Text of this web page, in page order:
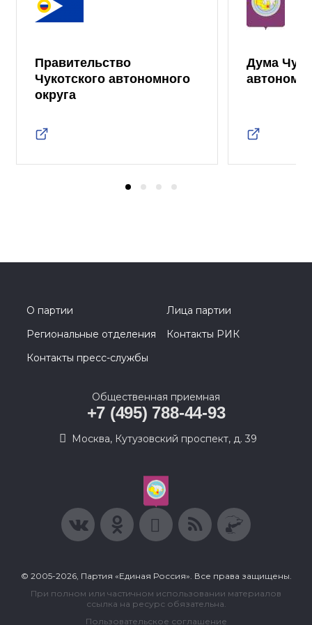
Правительство
Чукотского автономного
округа
Дума
О партии
Лица партии
Региональные отделения
Контакты РИК
Контакты пресс-службы
Общественная приемная
+7 (495) 788-44-93
Москва, Кутузовский проспект, д. 39
© 2005-2026, Партия «Единая Россия». Все права защищены.
При полном или частичном использовании материалов
ссылка на ресурс обязательна.
Пользовательское соглашение